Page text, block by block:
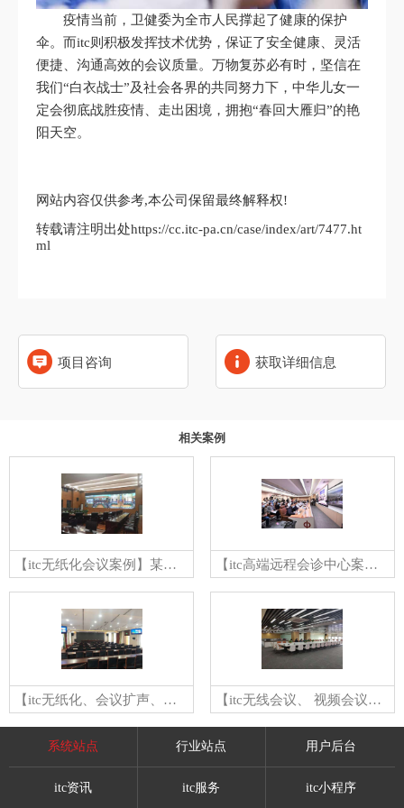
疫情当前，卫健委为全市人民撑起了健康的保护
伞。而itc则积极发挥技术优势，保证了安全健康、灵活
便捷、沟通高效的会议质量。万物复苏必有时，坚信在
我们“白衣战士”及社会各界的共同努力下，中华儿女一
定会彻底战胜疫情、走出困境，拥抱“春回大雁归”的艳
阳天空。
网站内容仅供参考,本公司保留最终解释权!
转载请注明出处https://cc.itc-pa.cn/case/index/art/7477.ht
ml
项目咨询 获取详细信息
相关案例
【itc无纸化会议案例】某公安边防总队指挥中心 【itc高端远程会诊中心案例】itc无纸化会议系统强助援中山医“最强大脑”远程会诊
【itc无纸化、会议扩声、中控案例】某市检察院 【itc无线会议、 视频会议、专业扩声、中控案例】辽宁沈阳中城集团
系统站点 行业站点 用户后台
itc资讯 itc服务 itc小程序